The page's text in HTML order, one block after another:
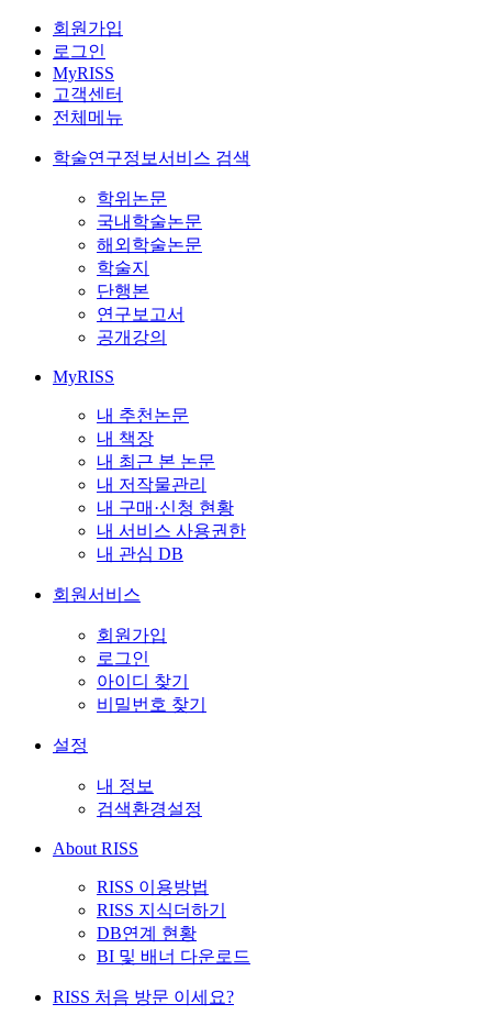
회원가입
로그인
MyRISS
고객센터
전체메뉴
학술연구정보서비스 검색
학위논문
국내학술논문
해외학술논문
학술지
단행본
연구보고서
공개강의
MyRISS
내 추천논문
내 책장
내 최근 본 논문
내 저작물관리
내 구매·신청 현황
내 서비스 사용권한
내 관심 DB
회원서비스
회원가입
로그인
아이디 찾기
비밀번호 찾기
설정
내 정보
검색환경설정
About RISS
RISS 이용방법
RISS 지식더하기
DB연계 현황
BI 및 배너 다운로드
RISS 처음 방문 이세요?